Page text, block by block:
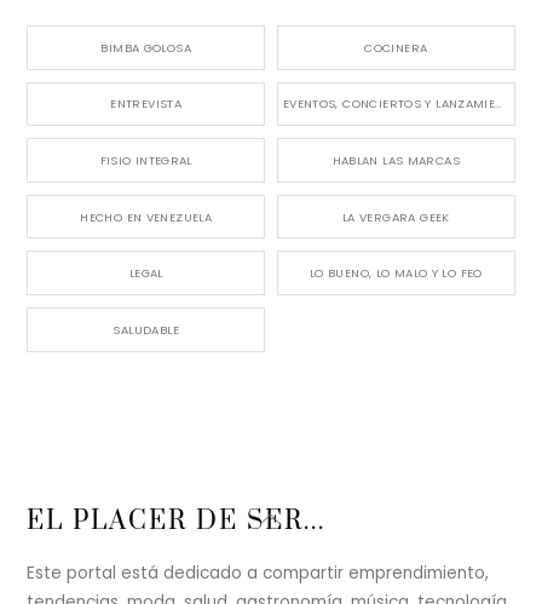
BIMBA GOLOSA COCINERA
ENTREVISTA EVENTOS, CONCIERTOS Y LANZAMIENTOS
FISIO INTEGRAL HABLAN LAS MARCAS
HECHO EN VENEZUELA LA VERGARA GEEK
LEGAL LO BUENO, LO MALO Y LO FEO
SALUDABLE
Back
Top
EL PLACER DE SER...
Este portal está dedicado a compartir emprendimiento,